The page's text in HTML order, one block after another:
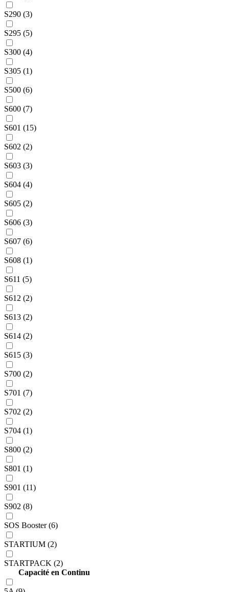
S290 (3)
S295 (5)
S300 (4)
S305 (1)
S500 (6)
S600 (7)
S601 (15)
S602 (2)
S603 (3)
S604 (4)
S605 (2)
S606 (3)
S607 (6)
S608 (1)
S611 (5)
S612 (2)
S613 (2)
S614 (2)
S615 (3)
S700 (2)
S701 (7)
S702 (2)
S704 (1)
S800 (2)
S801 (1)
S901 (11)
S902 (8)
SOS Booster (6)
STARTIUM (2)
STARTPACK (2)
Capacité en Continu